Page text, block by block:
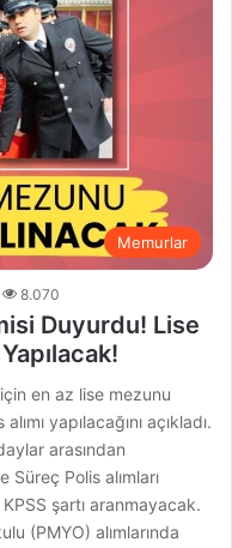
Memurlar
8.070
Duyurdu! Lise
için en az lise mezunu
yapılacağını açıkladı.
arasından
Polis alımları
şartı aranmayacak.
(PMYO) alımlarında